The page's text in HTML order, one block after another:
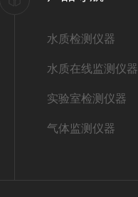
水质检测仪器
水质在线监测仪器
实验室检测仪器
气体监测仪器